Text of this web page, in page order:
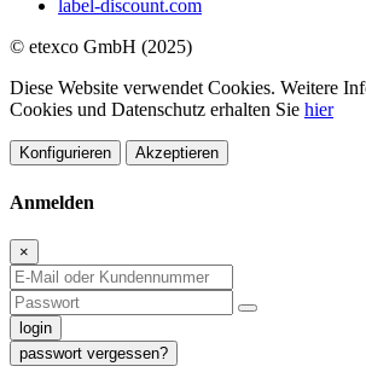
label-discount.com
© etexco GmbH (2025)
Diese Website verwendet Cookies. Weitere
Cookies und Datenschutz erhalten Sie hier
Konfigurieren Akzeptieren
Anmelden
×
login
passwort vergessen?